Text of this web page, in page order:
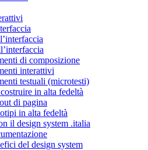
di composizione
interattivi
testuali (microtesti)
in alta fedeltà
di pagina
in alta fedeltà
il design system .italia
del design system